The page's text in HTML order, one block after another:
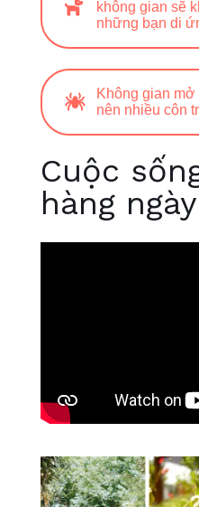
không gian sẽ
những bạn di
Không gian
nên nhiều côn
Cuộc
hàng